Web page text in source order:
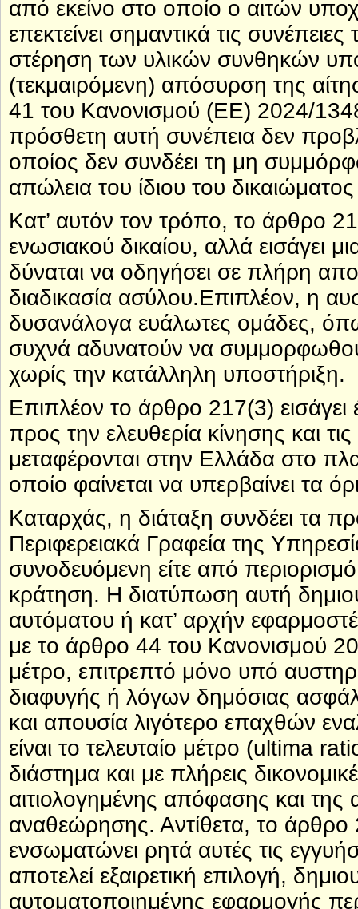
από εκείνο στο οποίο ο αιτών
επεκτείνει σημαντικά τις
στέρηση των υλικών συνθηκών
(τεκμαιρόμενη) απόσυρση της
41 του Κανονισμού (ΕΕ) 2024/
πρόσθετη αυτή συνέπεια δεν
οποίος δεν συνδέει τη μη
απώλεια του ίδιου του
Κατ’ αυτόν τον τρόπο, το άρθρο
ενωσιακού δικαίου, αλλά εισάγει
δύναται να οδηγήσει σε πλήρη
διαδικασία ασύλου.Επιπλέον, η
δυσανάλογα ευάλωτες ομάδες,
συχνά αδυνατούν να
χωρίς την κατάλληλη υποστήριξη.
Επιπλέον το άρθρο 217(3) εισάγει
προς την ελευθερία κίνησης και
μεταφέρονται στην Ελλάδα στο
οποίο φαίνεται να υπερβαίνει τα
Καταρχάς, η διάταξη συνδέει τα
Περιφερειακά Γραφεία της
συνοδευόμενη είτε από
κράτηση. Η διατύπωση αυτή
αυτόματου ή κατ’ αρχήν
με το άρθρο 44 του Κανονισμού
μέτρο, επιτρεπτό μόνο υπό
διαφυγής ή λόγων δημόσιας
και απουσία λιγότερο επαχθών
είναι το τελευταίο μέτρο (ultima
διάστημα και με πλήρεις
αιτιολογημένης απόφασης και της
αναθεώρησης. Αντίθετα, το
ενσωματώνει ρητά αυτές τις
αποτελεί εξαιρετική επιλογή,
αυτοματοποιημένης εφαρμογής